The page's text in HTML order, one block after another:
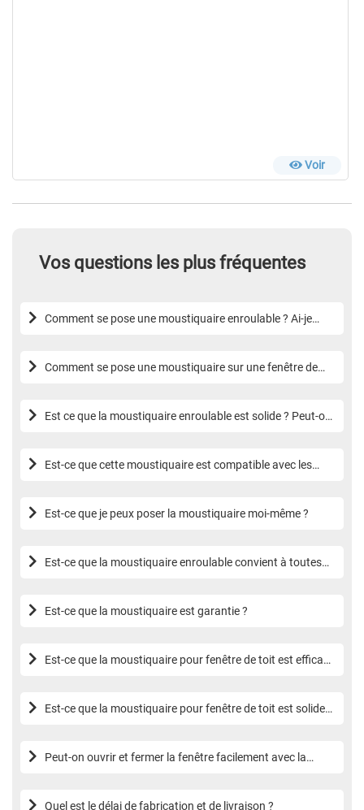
Voir
Vos questions les plus fréquentes
Comment se pose une moustiquaire enroulable ? Ai-je
Comment se pose une moustiquaire sur une fenêtre de
Est ce que la moustiquaire enroulable est solide ? Peut-on
Est-ce que cette moustiquaire est compatible avec les
Est-ce que je peux poser la moustiquaire moi-même ?
Est-ce que la moustiquaire enroulable convient à toutes
Est-ce que la moustiquaire est garantie ?
Est-ce que la moustiquaire pour fenêtre de toit est efficace
Est-ce que la moustiquaire pour fenêtre de toit est solide
Peut-on ouvrir et fermer la fenêtre facilement avec la
Quel est le délai de fabrication et de livraison ?